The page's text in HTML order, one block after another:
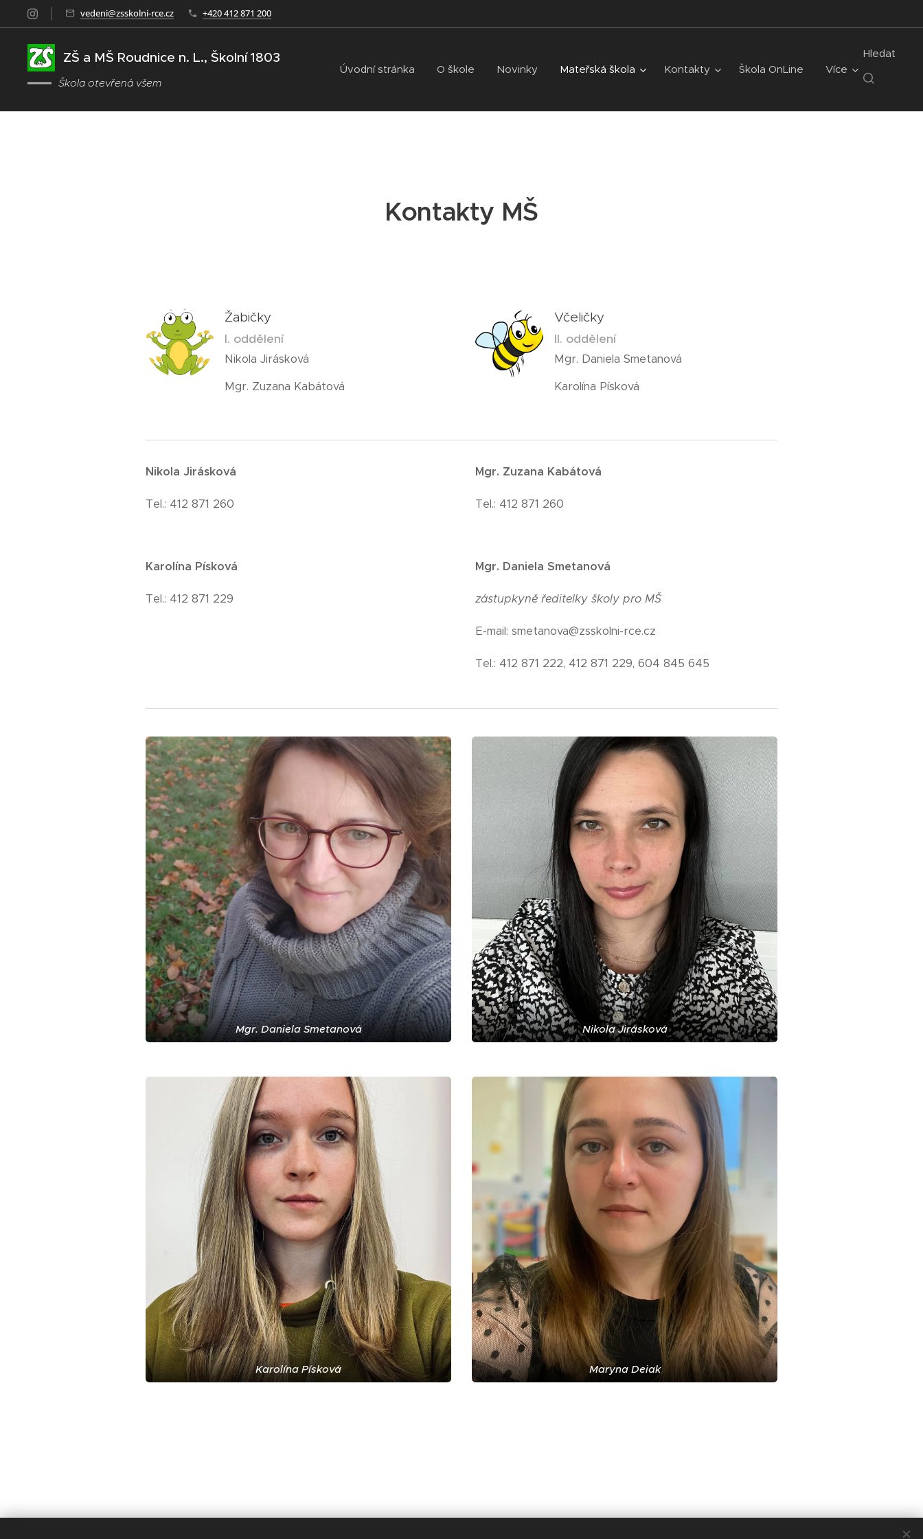
vedeni@zsskolni-rce.cz +420 412 871 200
ZŠ a MŠ Roudnice n. L., Školní 1803
Škola otevřená všem
Úvodní stránka O škole Novinky Mateřská škola Kontakty Škola OnLine Více
Hledat
Kontakty MŠ
Žabičky
I. oddělení
Nikola Jirásková
Mgr. Zuzana Kabátová
Včeličky
II. oddělení
Mgr. Daniela Smetanová
Karolína Písková
Nikola Jirásková
Tel.: 412 871 260
Mgr. Zuzana Kabátová
Tel.: 412 871 260
Karolína Písková
Tel.: 412 871 229
Mgr. Daniela Smetanová
zástupkyně ředitelky školy pro MŠ
E-mail: smetanova@zsskolni-rce.cz
Tel.: 412 871 222, 412 871 229, 604 845 645
Mgr. Daniela Smetanová Nikola Jirásková
Karolína Písková Maryna Deiak